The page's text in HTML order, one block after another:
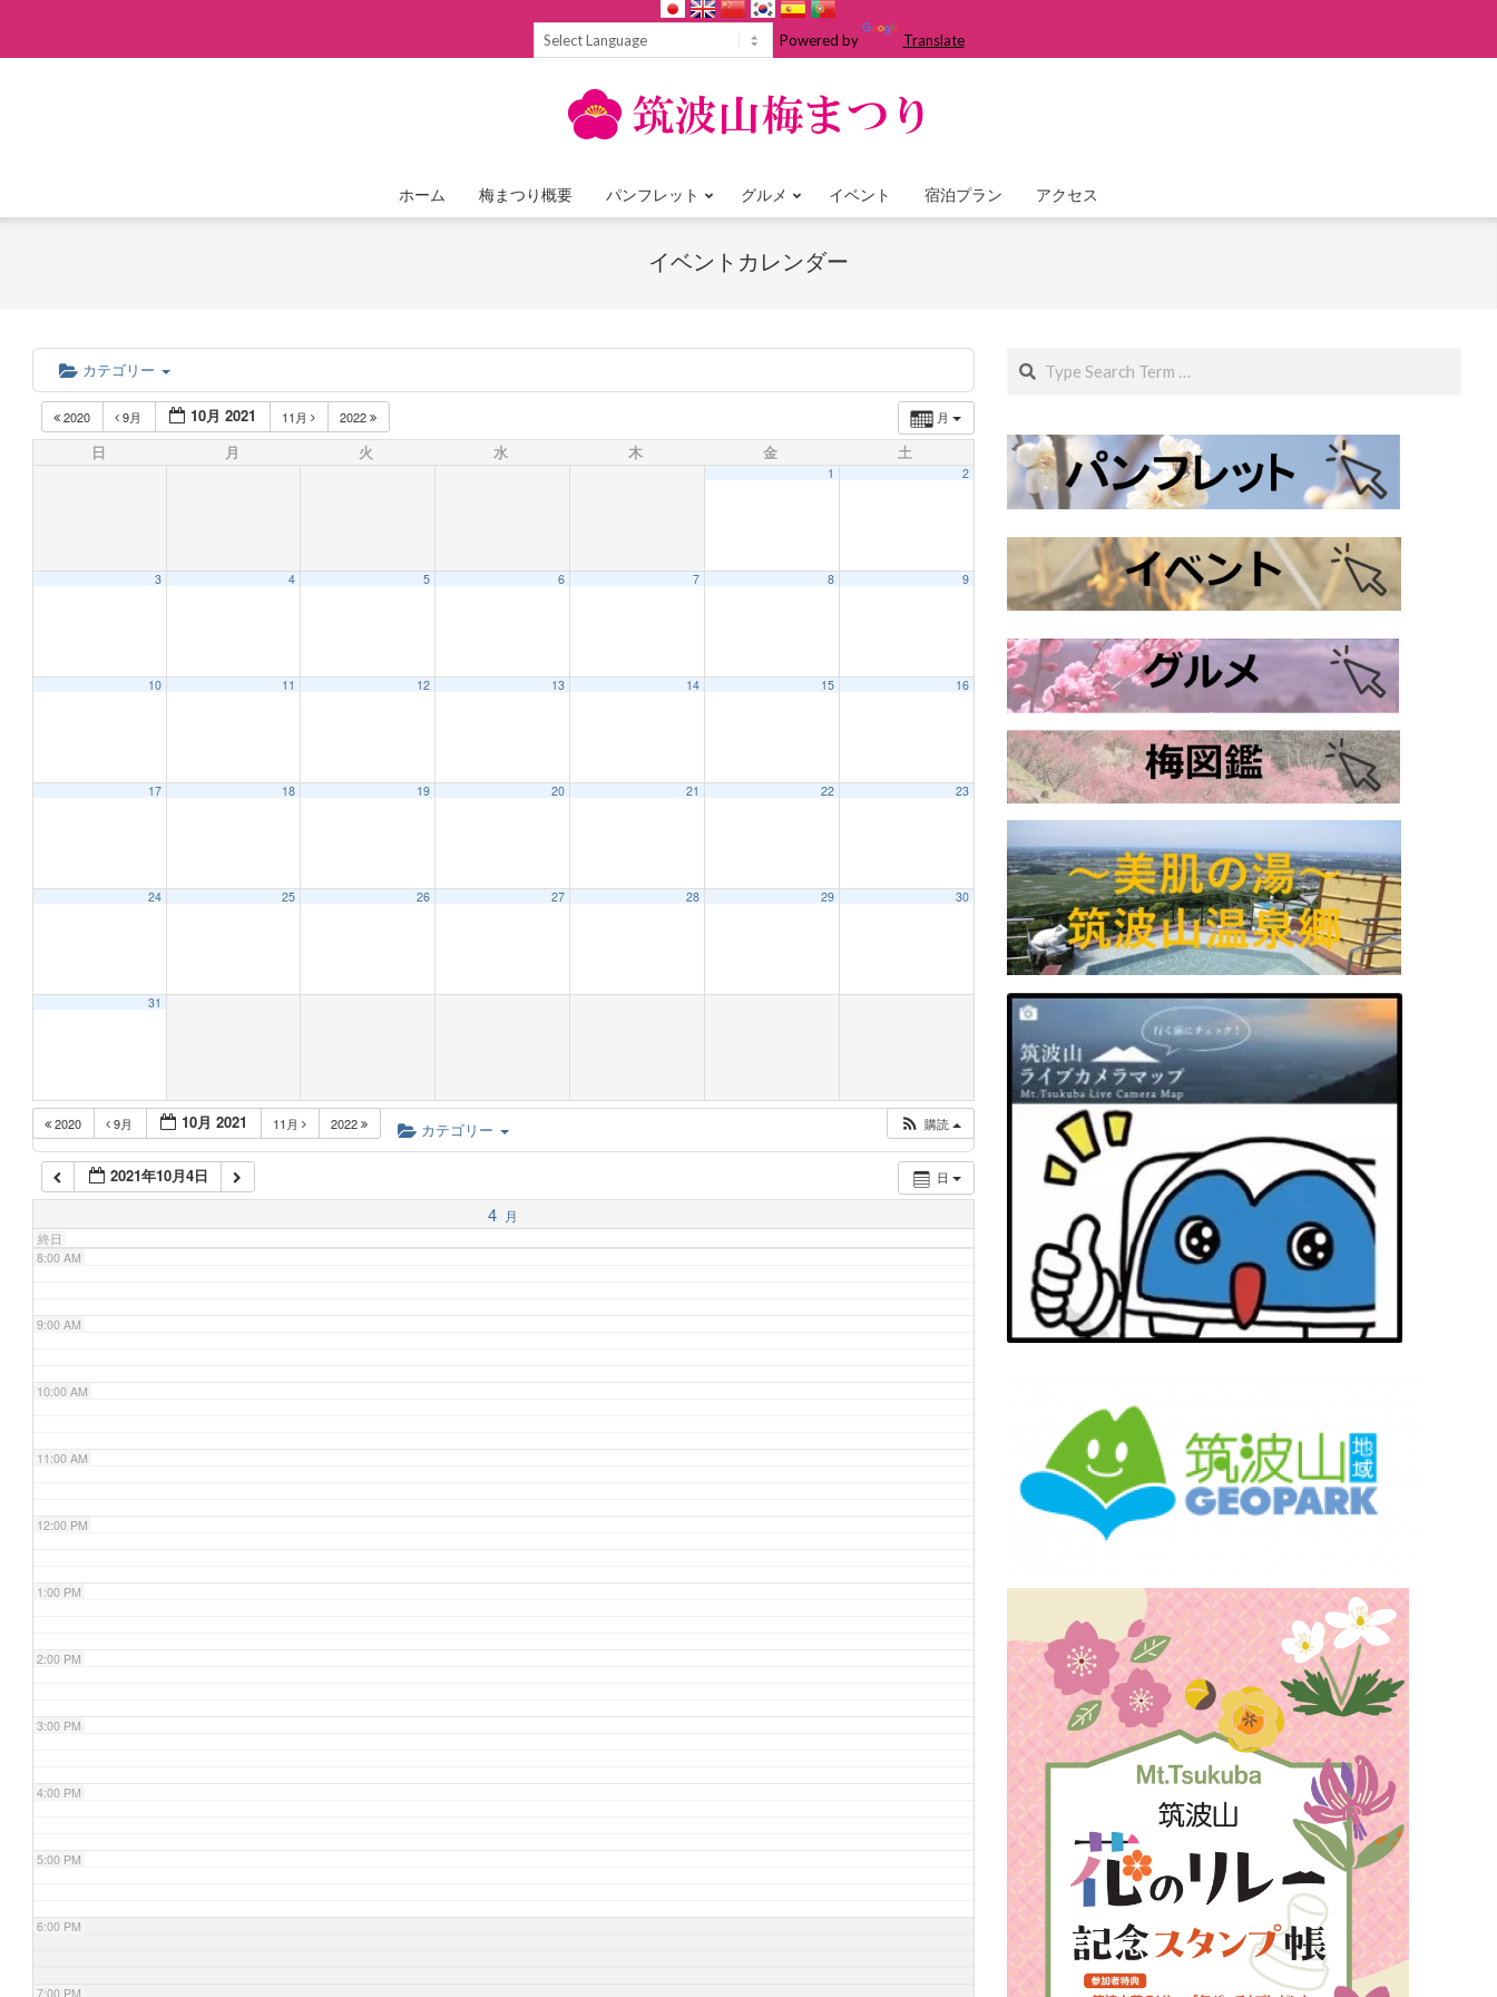
Powered by Translate
Primary
Menu
ホーム 梅まつり概要 パンフレット グルメ イベント 宿泊プラン アクセス
イベントカレンダー
カテゴリー
月
2020 9月 10月 2021 11月 2022
日 月 火 水 木 金 土
1 2
3 4 5 6 7 8 9
10 11 12 13 14 15 16
17 18 19 20 21 22 23
24 25 26 27 28 29 30
31
2020 9月 10月 2021 11月 2022 購読
カテゴリー
日
2021年10月4日
4 月
終日
4:00 AM
6:00 AM
7:00 AM
8:00 AM
9:00 AM
10:00 AM
11:00 AM
12:00 PM
1:00 PM
2:00 PM
3:00 PM
4:00 PM
5:00 PM
6:00 PM
7:00 PM
Search